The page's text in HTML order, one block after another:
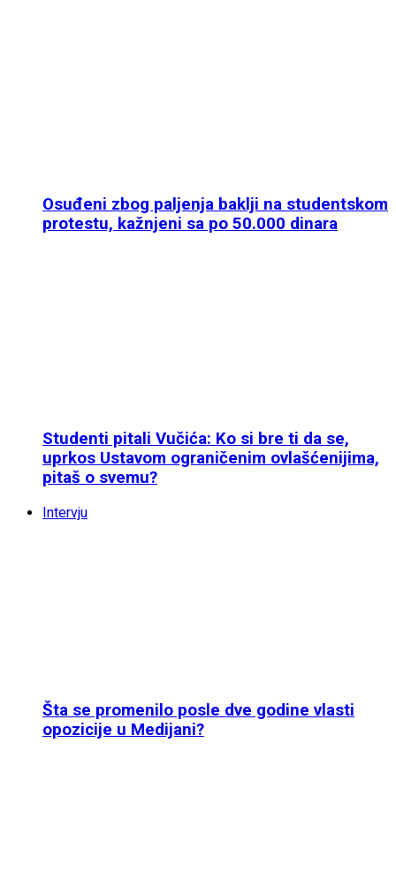
Osuđeni zbog paljenja baklji na studentskom
protestu, kažnjeni sa po 50.000 dinara
Studenti pitali Vučića: Ko si bre ti da se,
uprkos Ustavom ograničenim ovlašćenijima,
pitaš o svemu?
Intervju
Šta se promenilo posle dve godine vlasti
opozicije u Medijani?